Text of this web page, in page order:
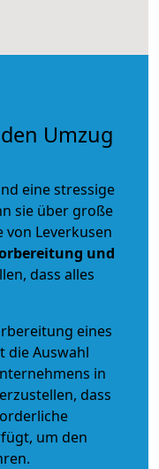
Umzug
eine stressige
sie über große
Leverkusen
und
dass alles
eines
die Auswahl
in
dass
um den